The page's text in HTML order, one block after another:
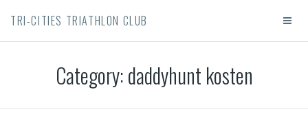
TRI-CITIES TRIATHLON CLUB
Category:daddyhunt kosten